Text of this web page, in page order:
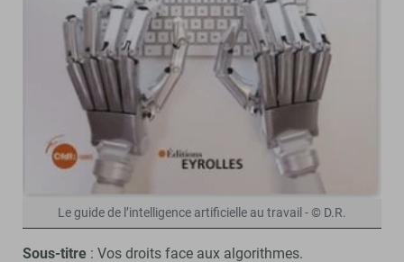
Le guide de l’intelligence artificielle au travail - © D.R.
Sous-titre : Vos droits face aux algorithmes.